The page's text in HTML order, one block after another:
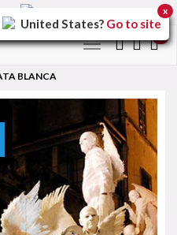
Toggle
BLANCA
United States? Go to site
x